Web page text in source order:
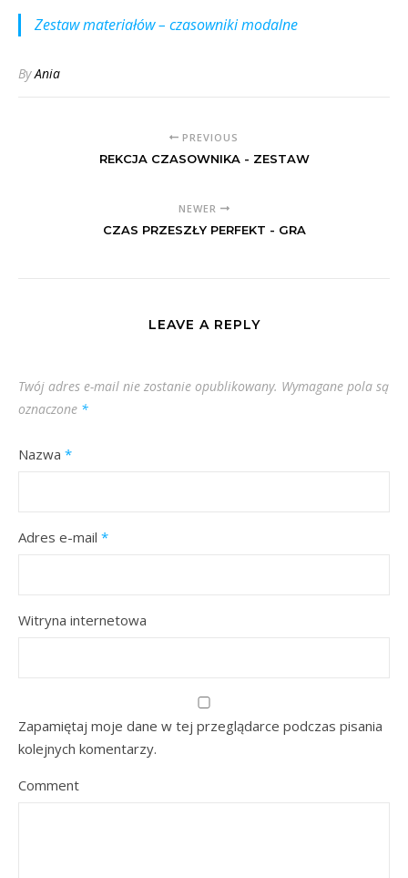
Zestaw materiałów – czasowniki modalne
ByAnia
PREVIOUS
REKCJA CZASOWNIKA - ZESTAW
NEWER
CZAS PRZESZŁY PERFEKT - GRA
LEAVE A REPLY
Twój adres e-mail nie zostanie opublikowany. Wymagane pola są
oznaczone *
Nazwa *
Adres e-mail *
Witryna internetowa
Zapamiętaj moje dane w tej przeglądarce podczas pisania
kolejnych komentarzy.
Comment